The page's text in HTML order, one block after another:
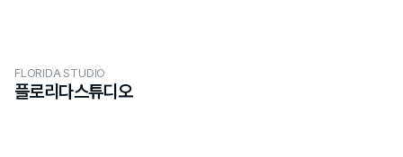
FLORIDA STUDIO
플로리다스튜디오